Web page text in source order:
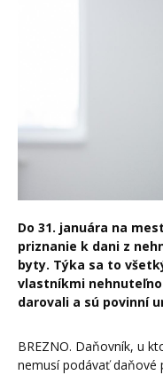
Do 31. januára na
priznanie k dani z
byty. Týka sa to
vlastníkmi
darovali a sú povinní
BREZNO. Daňovník, u
nemusí podávať daňové